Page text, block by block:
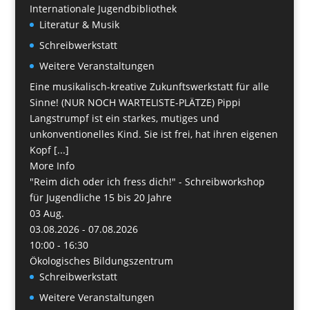
Internationale Jugendbibliothek
Literatur & Musik
Schreibwerkstatt
Weitere Veranstaltungen
Eine musikalisch-kreative Zukunftswerkstatt für alle
Sinne! (NUR NOCH WARTELISTE-PLÄTZE) Pippi
Langstrumpf ist ein starkes, mutiges und
unkonventionelles Kind. Sie ist frei, hat ihren eigenen
Kopf [...]
More Info
"Reim dich oder ich fress dich!" - Schreibworkshop
für Jugendliche 15 bis 20 Jahre
03 Aug.
03.08.2026 - 07.08.2026
10:00 - 16:30
Ökologisches Bildungszentrum
Schreibwerkstatt
Weitere Veranstaltungen